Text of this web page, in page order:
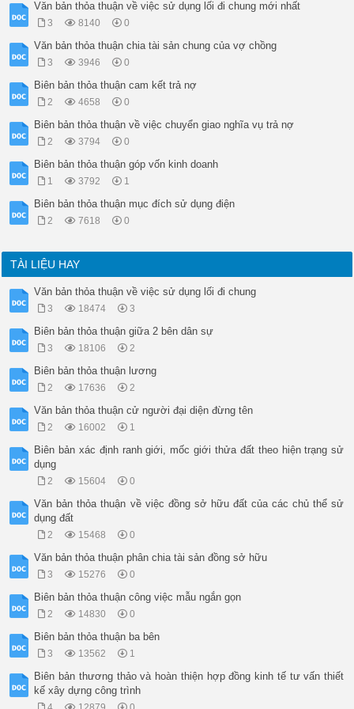
Văn bản thỏa thuận về việc sử dụng lối đi chung mới nhất
3 8140 0
Văn bản thỏa thuận chia tài sản chung của vợ chồng
3 3946 0
Biên bản thỏa thuận cam kết trả nợ
2 4658 0
Biên bản thỏa thuận về việc chuyển giao nghĩa vụ trả nợ
2 3794 0
Biên bản thỏa thuận góp vốn kinh doanh
1 3792 1
Biên bản thỏa thuận mục đích sử dụng điện
2 7618 0
TÀI LIỆU HAY
Văn bản thỏa thuận về việc sử dụng lối đi chung
3 18474 3
Biên bản thỏa thuận giữa 2 bên dân sự
3 18106 2
Biên bản thỏa thuận lương
2 17636 2
Văn bản thỏa thuận cử người đại diện đừng tên
2 16002 1
Biên bản xác định ranh giới, mốc giới thửa đất theo hiện trạng sử
dụng
2 15604 0
Văn bản thỏa thuận về việc đồng sở hữu đất của các chủ thể sử
dụng đất
2 15468 0
Văn bản thỏa thuận phân chia tài sản đồng sở hữu
3 15276 0
Biên bản thỏa thuận công việc mẫu ngắn gọn
2 14830 0
Biên bản thỏa thuận ba bên
3 13562 1
Biên bản thương thảo và hoàn thiện hợp đồng kinh tế tư vấn thiết
kế xây dựng công trình